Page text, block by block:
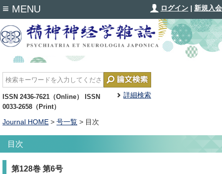
ログイン | 新規入会
詳細検索
ISSN 2436-7621（Online） ISSN
0033-2658（Print）
≡ MENU
Journal HOME > 号一覧 > 目次
目次
第128巻 第6号